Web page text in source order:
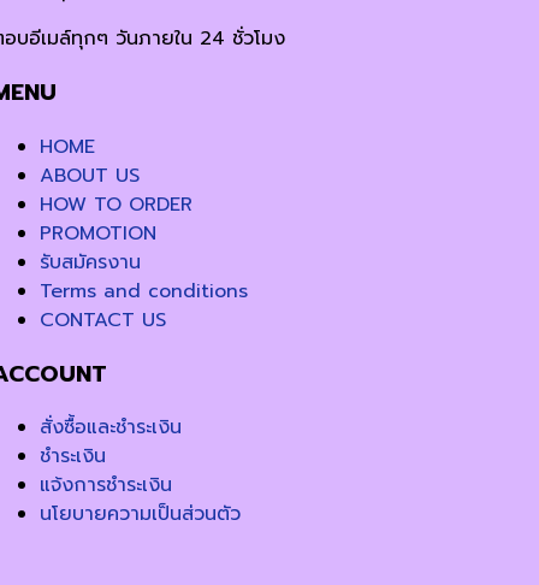
บอีเมล์ทุกๆ วันภายใน 24 ชั่วโมง
HOME
ABOUT US
HOW TO ORDER
PROMOTION
รับสมัครงาน
Terms and conditions
CONTACT US
สั่งซื้อและชำระเงิน
ชำระเงิน
แจ้งการชำระเงิน
นโยบายความเป็นส่วนตัว